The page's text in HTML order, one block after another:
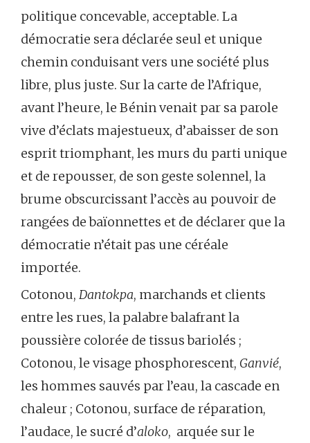
politique concevable, acceptable. La
démocratie sera déclarée seul et unique
chemin conduisant vers une société plus
libre, plus juste. Sur la carte de l’Afrique,
avant l’heure, le Bénin venait par sa parole
vive d’éclats majestueux, d’abaisser de son
esprit triomphant, les murs du parti unique
et de repousser, de son geste solennel, la
brume obscurcissant l’accès au pouvoir de
rangées de baïonnettes et de déclarer que la
démocratie n’était pas une céréale
importée.
Cotonou, Dantokpa, marchands et clients
entre les rues, la palabre balafrant la
poussière colorée de tissus bariolés ;
Cotonou, le visage phosphorescent, Ganvié,
les hommes sauvés par l’eau, la cascade en
chaleur ; Cotonou, surface de réparation,
l’audace, le sucré d’aloko, arquée sur le